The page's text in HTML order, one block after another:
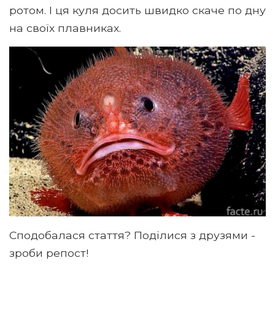
ротом. І ця куля досить швидко скаче по дну
на своїх плавниках.
Сподобалася стаття? Поділися з друзями -
зроби репост!